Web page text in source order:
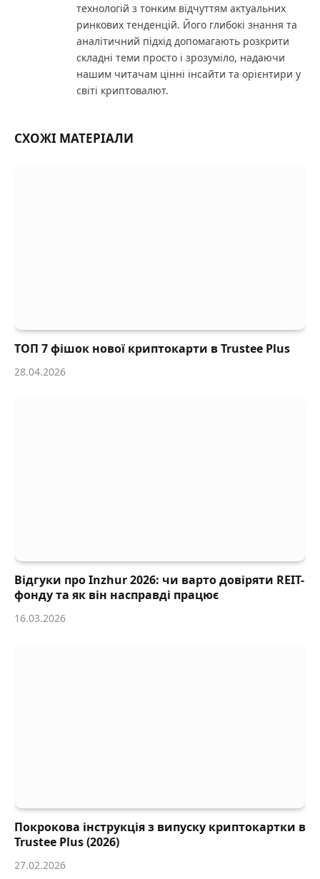
технологій з тонким відчуттям актуальних
ринкових тенденцій. Його глибокі знання та
аналітичний підхід допомагають розкрити
складні теми просто і зрозуміло, надаючи
нашим читачам цінні інсайти та орієнтири у
світі криптовалют.
СХОЖІ МАТЕРІАЛИ
ТОП 7 фішок нової криптокарти в Trustee Plus
28.04.2026
Відгуки про Inzhur 2026: чи варто довіряти REIT-
фонду та як він насправді працює
16.03.2026
Покрокова інструкція з випуску криптокартки в
Trustee Plus (2026)
27.02.2026